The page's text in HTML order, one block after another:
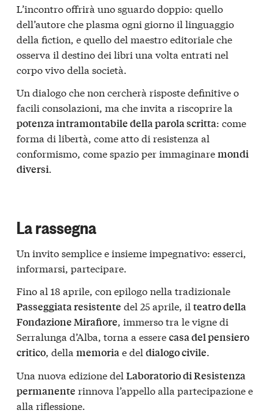
L’incontro offrirà uno sguardo doppio: quello
dell’autore che plasma ogni giorno il linguaggio
della fiction, e quello del maestro editoriale che
osserva il destino dei libri una volta entrati nel
corpo vivo della società.
Un dialogo che non cercherà risposte definitive o
facili consolazioni, ma che invita a riscoprire la
potenza intramontabile della parola scritta: come
forma di libertà, come atto di resistenza al
conformismo, come spazio per immaginaremondi
diversi.
La rassegna
Un invito semplice e insieme impegnativo: esserci,
informarsi, partecipare.
Fino al 18 aprile, con epilogo nella tradizionale
Passeggiata resistente del 25 aprile, il teatro della
Fondazione Mirafiore, immerso tra le vigne di
Serralunga d’Alba, torna a esserecasa del pensiero
critico, della memoriae del dialogo civile.
Una nuova edizione del Laboratorio di Resistenza
permanente rinnova l’appello alla partecipazione e
alla riflessione.